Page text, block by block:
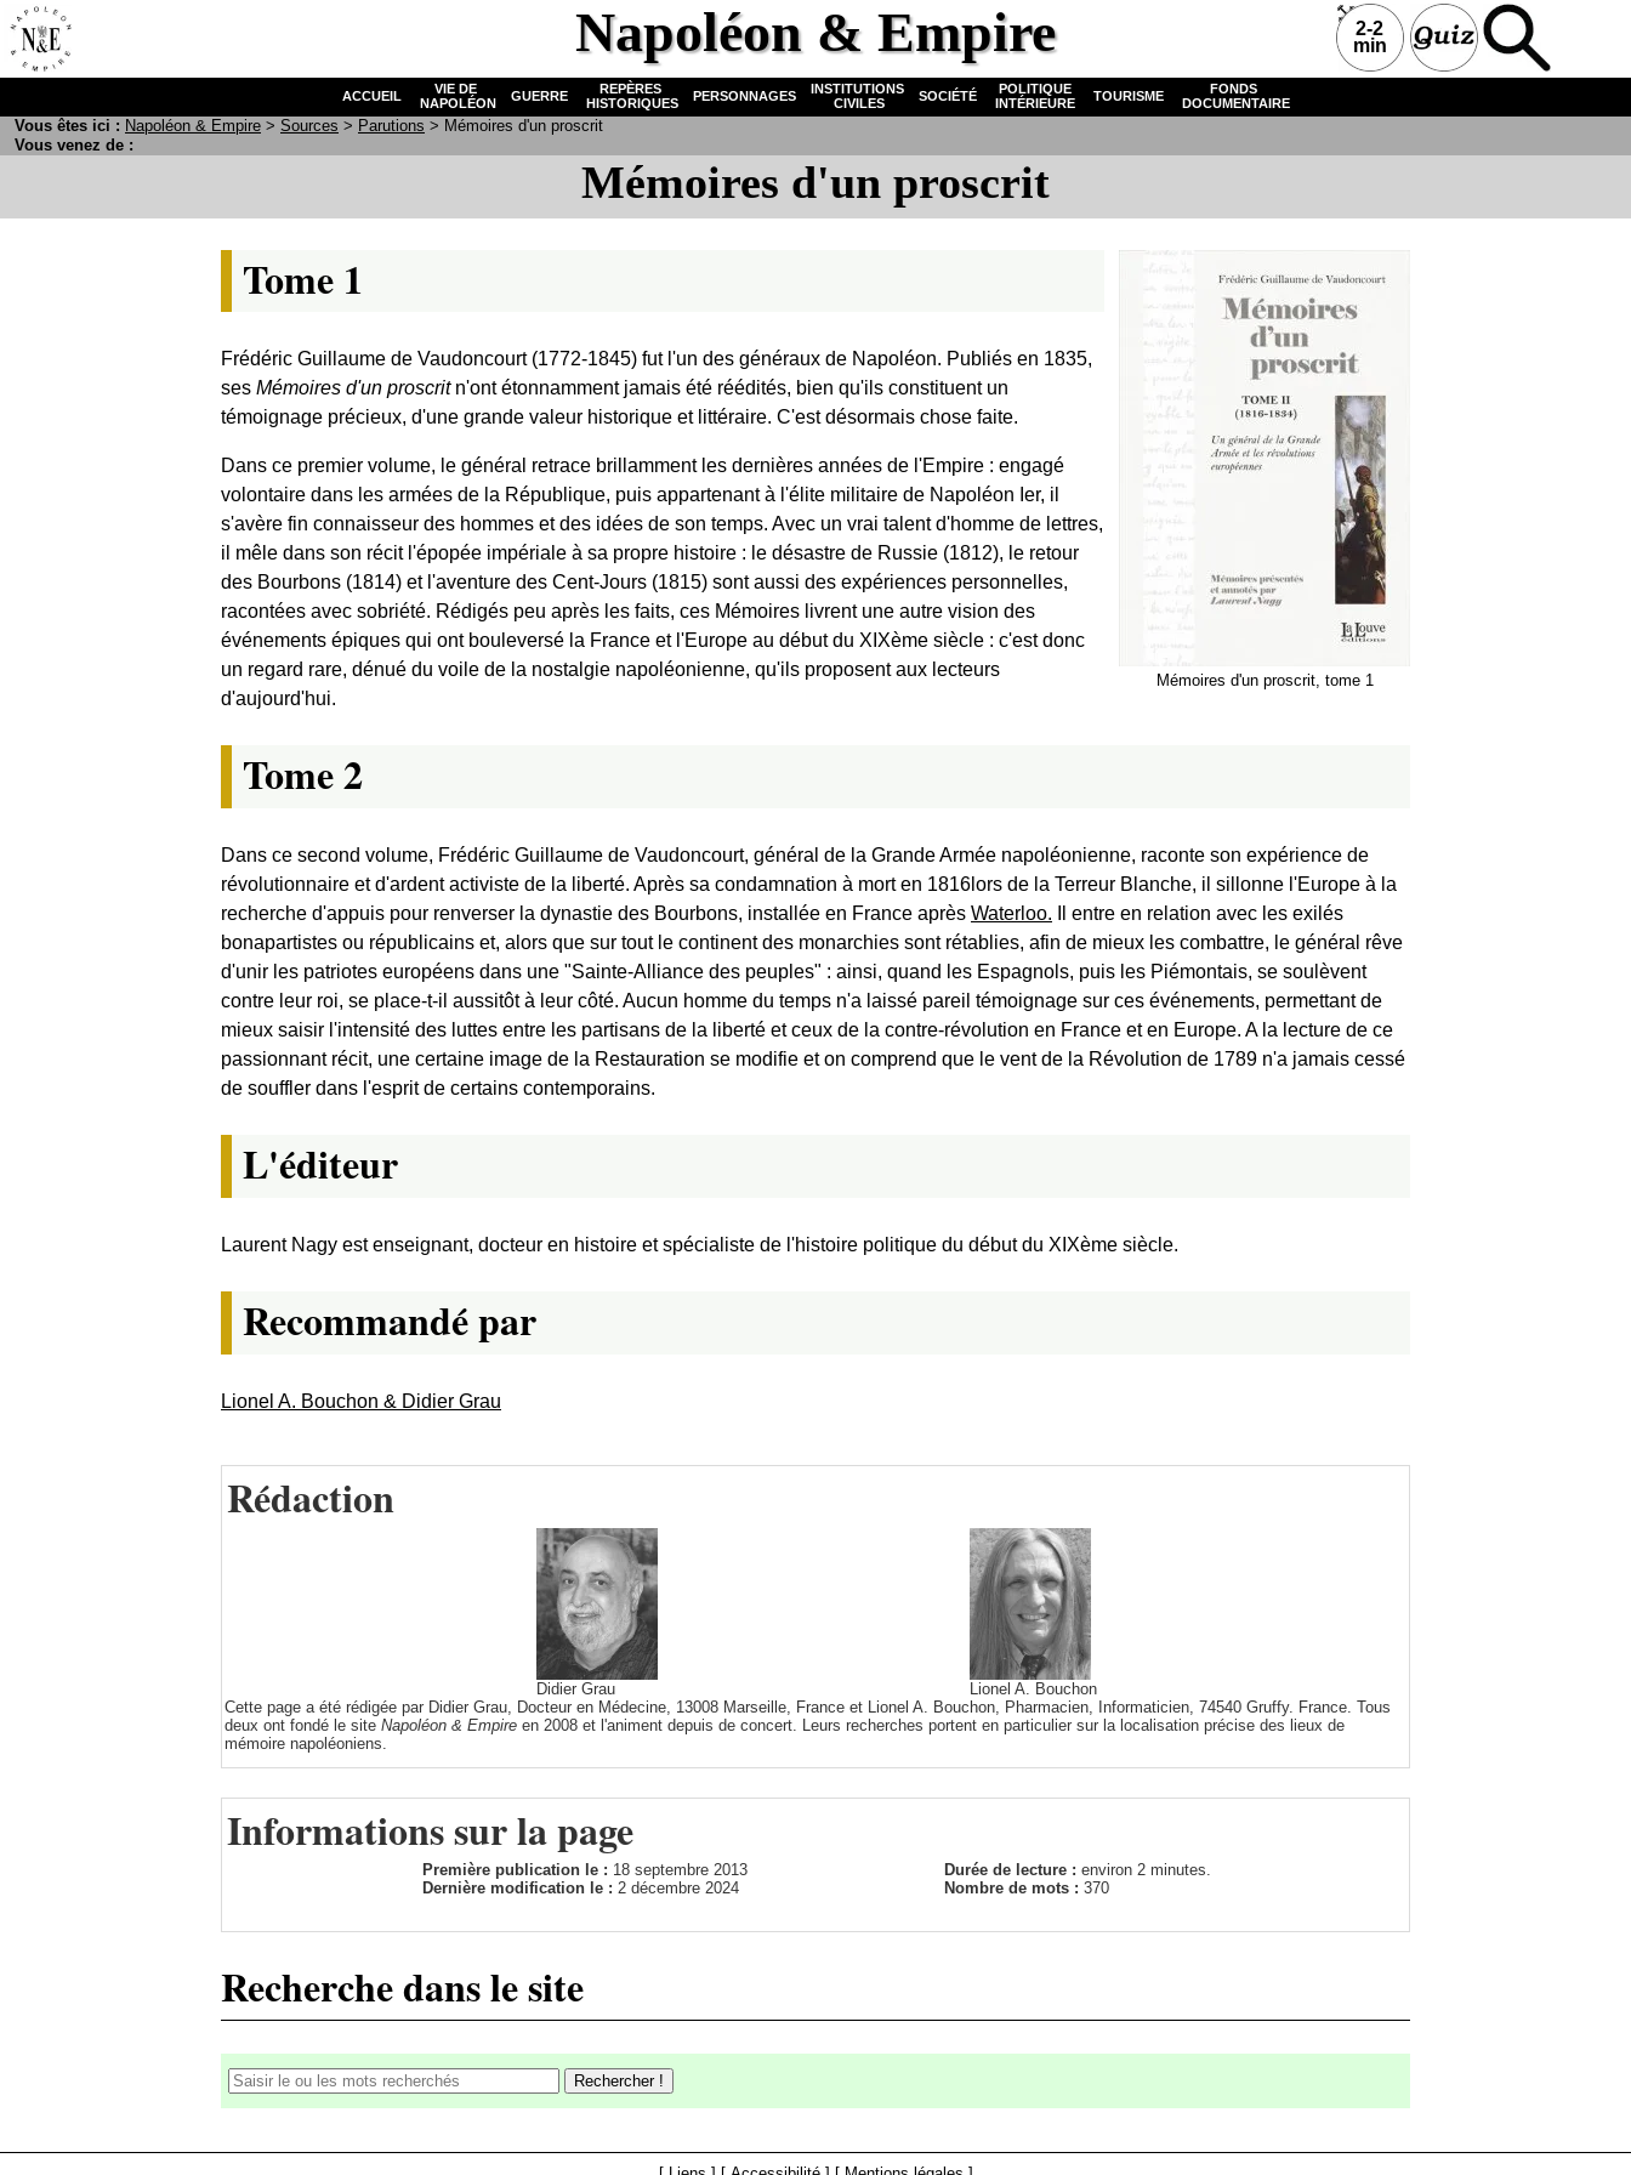
Napoléon & Empire
Mémoires d'un proscrit
Mémoires d'un proscrit, tome 1
Tome 1
Frédéric Guillaume de Vaudoncourt (1772-1845) fut l'un des généraux de Napoléon. Publiés en 1835,
ses Mémoires d'un proscritn'ont étonnamment jamais été réédités, bien qu'ils constituent un
témoignage précieux, d'une grande valeur historique et littéraire. C'est désormais chose faite.
Dans ce premier volume, le général retrace brillamment les dernières années de l'Empire : engagé
volontaire dans les armées de la République, puis appartenant à l'élite militaire de Napoléon Ier, il
s'avère fin connaisseur des hommes et des idées de son temps. Avec un vrai talent d'homme de lettres,
il mêle dans son récit l'épopée impériale à sa propre histoire : le désastre de Russie (1812), le retour
des Bourbons (1814) et l'aventure des Cent-Jours (1815) sont aussi des expériences personnelles,
racontées avec sobriété. Rédigés peu après les faits, ces Mémoires livrent une autre vision des
événements épiques qui ont bouleversé la France et l'Europe au début du XIXème siècle : c'est donc
un regard rare, dénué du voile de la nostalgie napoléonienne, qu'ils proposent aux lecteurs
d'aujourd'hui.
Tome 2
Dans ce second volume, Frédéric Guillaume de Vaudoncourt, général de la Grande Armée napoléonienne, raconte son expérience de
révolutionnaire et d'ardent activiste de la liberté. Après sa condamnation à mort en 1816lors de la Terreur Blanche, il sillonne l'Europe à la
recherche d'appuis pour renverser la dynastie des Bourbons, installée en France après Waterloo. Il entre en relation avec les exilés
bonapartistes ou républicains et, alors que sur tout le continent des monarchies sont rétablies, afin de mieux les combattre, le général rêve
d'unir les patriotes européens dans une "Sainte-Alliance des peuples" : ainsi, quand les Espagnols, puis les Piémontais, se soulèvent
contre leur roi, se place-t-il aussitôt à leur côté. Aucun homme du temps n'a laissé pareil témoignage sur ces événements, permettant de
mieux saisir l'intensité des luttes entre les partisans de la liberté et ceux de la contre-révolution en France et en Europe. A la lecture de ce
passionnant récit, une certaine image de la Restauration se modifie et on comprend que le vent de la Révolution de 1789 n'a jamais cessé
de souffler dans l'esprit de certains contemporains.
L'éditeur
Laurent Nagy est enseignant, docteur en histoire et spécialiste de l'histoire politique du début du XIXème siècle.
Recommandé par
Lionel A. Bouchon & Didier Grau
Rédaction
Didier Grau
Lionel A. Bouchon
Cette page a été rédigée par Didier Grau, Docteur en Médecine, 13008 Marseille, France et Lionel A. Bouchon, Pharmacien, Informaticien, 74540 Gruffy. France. Tous
deux ont fondé le site Napoléon & Empire en 2008 et l'animent depuis de concert. Leurs recherches portent en particulier sur la localisation précise des lieux de
mémoire napoléoniens.
Informations sur la page
Première publication le : 18 septembre 2013 Durée de lecture :environ 2 minutes.
Dernière modification le : 2 décembre 2024 Nombre de mots :370
Recherche dans le site
ACCUEIL
VIE DE
NAPOLÉON
GUERRE
REPÈRES
HISTORIQUES
PERSONNAGES
INSTITUTIONS
CIVILES
SOCIÉTÉ
POLITIQUE
INTÉRIEURE
TOURISME
FONDS
DOCUMENTAIRE
2-2
min
Vous êtes ici : Napoléon & Empire > Sources > Parutions > Mémoires d'un proscrit
Vous venez de :